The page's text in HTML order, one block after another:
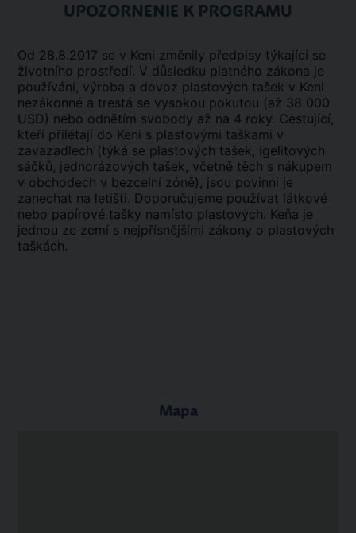
UPOZORNENIE K PROGRAMU
Od 28.8.2017 se v Keni změnily předpisy týkající se
životního prostředí. V důsledku platného zákona je
používání, výroba a dovoz plastových tašek v Keni
nezákonné a trestá se vysokou pokutou (až 38 000
USD) nebo odnětím svobody až na 4 roky. Cestující,
kteří přilétají do Keni s plastovými taškami v
zavazadlech (týká se plastových tašek, igelitových
sáčků, jednorázových tašek, včetně těch s nákupem
v obchodech v bezcelní zóně), jsou povinni je
zanechat na letišti. Doporučujeme používat látkové
nebo papírové tašky namísto plastových. Keňa je
jednou ze zemí s nejpřísnějšími zákony o plastových
taškách.
Mapa